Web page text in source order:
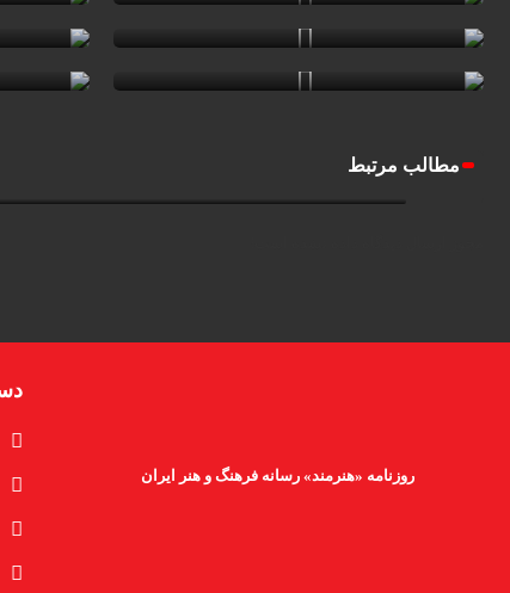
مطالب مرتبطقاب‌هایی از برگزاری کارگاه “تولد یک نقاشی” توسط حسن
روزنامه «هنرمند» رسانه فرهنگ و هنر ایران